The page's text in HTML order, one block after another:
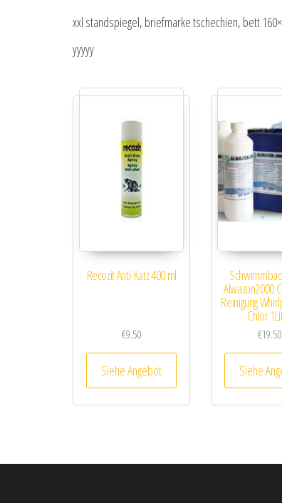
xxl standspiegel, briefmarke tschechien, bett
yyyyy
Recozit Anti-Katz 400 ml
€9.50
Siehe Angebot
Alwazon2000
Reinigung
Chlor
€19.50
Siehe